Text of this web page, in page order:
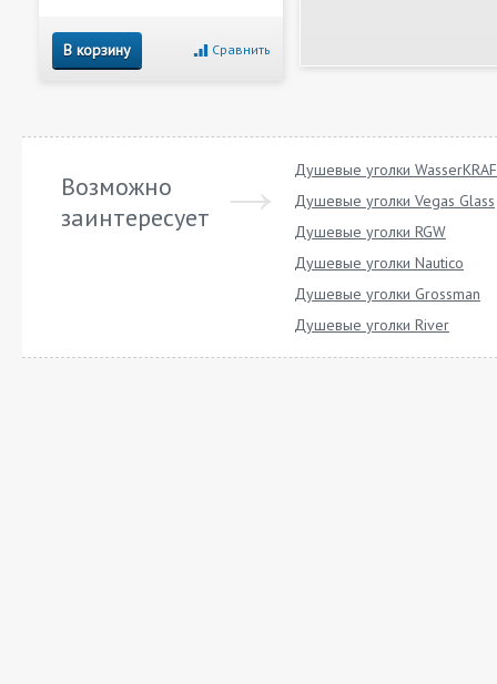
В корзину Сравнить
Возможно
заинтересует
Душевые уголки
Душевые уголки Vegas Glass
Душевые уголки RGW
Душевые уголки Nautico
Душевые уголки Grossman
Душевые уголки River